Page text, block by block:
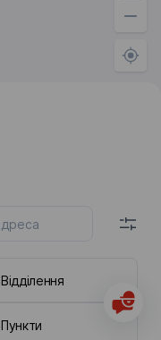
Відділення
Пункти